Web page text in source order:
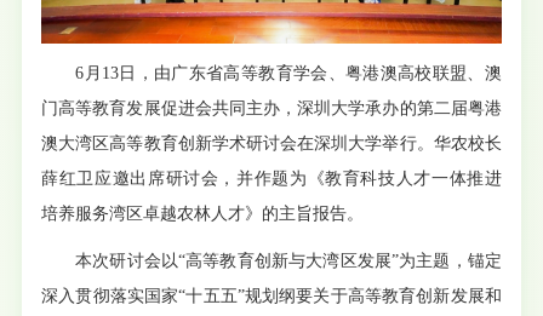
6月13日，由广东省高等教育学会、粤港澳高校联盟、澳
门高等教育发展促进会共同主办，深圳大学承办的第二届粤港
澳大湾区高等教育创新学术研讨会在深圳大学举行。华农校长
薛红卫应邀出席研讨会，并作题为《教育科技人才一体推进
培养服务湾区卓越农林人才》的主旨报告。
本次研讨会以“高等教育创新与大湾区发展”为主题，锚定
深入贯彻落实国家“十五五”规划纲要关于高等教育创新发展和